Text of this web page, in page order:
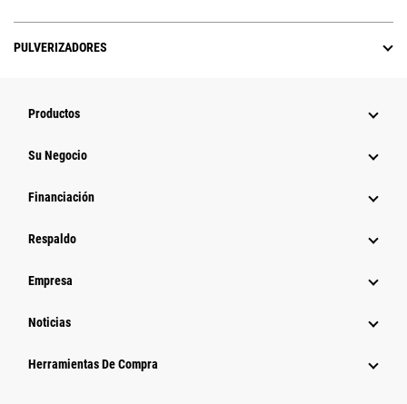
PULVERIZADORES
Productos
Su Negocio
Financiación
Respaldo
Empresa
Noticias
Herramientas De Compra